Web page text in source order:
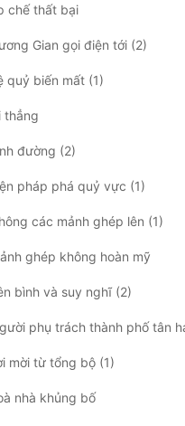
chế thất bại
Gian gọi điện tới (2)
quỷ biến mất (1)
thẳng
đường (2)
pháp phá quỷ vực (1)
các mảnh ghép lên (1)
ghép không hoàn mỹ
bình và suy nghĩ (2)
phụ trách thành phố tân
mời từ tổng bộ (1)
nhà khủng bố